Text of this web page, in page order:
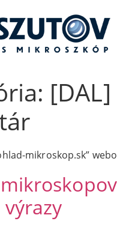
[DAL]
mikroskop.sk”